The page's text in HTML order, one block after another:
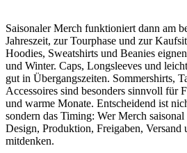
Saisonaler Merch funktioniert dann am
Jahreszeit, zur Tourphase und zur
Hoodies, Sweatshirts und Beanies
und Winter. Caps, Longsleeves und
gut in Übergangszeiten. Sommershirts,
Accessoires sind besonders sinnvoll für
und warme Monate. Entscheidend ist
sondern das Timing: Wer Merch
Design, Produktion, Freigaben, Versand
mitdenken.